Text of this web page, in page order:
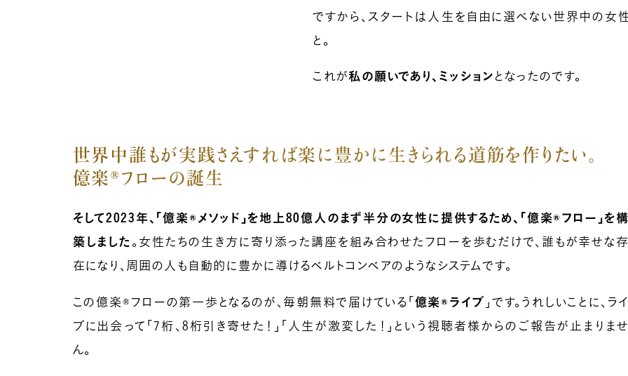
ですから、スタートは人生を自由に選べない世界中の女
と。
これが私の願いであり、ミッションとなったのです。
世界中誰もが実践さえすれば楽に豊かに生きられる道筋を作りたい。
億楽®フローの誕生
そして2023年、「億楽®︎メソッド」を地上80億人のまず半分の女性に提供するため、「億楽®フロー」を
築しました 。女性たちの生き方に寄り添った講座を組み合わせたフローを歩むだけで、誰もが幸せな
在になり、周囲の人も自動的に豊かに導けるベルトコンベアのようなシステムです。
この億楽®フローの第一歩となるのが、毎朝無料で届けている「 億楽®︎ライブ 」です。うれしいことに、ラ
ブに出会って「7桁、8桁引き寄せた！」「人生が激変した！」という視聴者様からのご報告が止まりま
ん。